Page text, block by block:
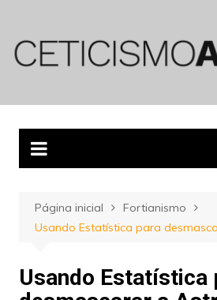
conteúdo
Página inicial
Fortianismo
Usando Estatística para
Usando Estatística